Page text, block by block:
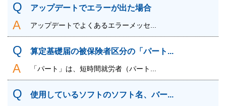
アップデートでエラーが出た場合
アップデートでよくあるエラーメッセ...
算定基礎届の被保険者区分の「パート...
「パート」は、短時間就労者（パート...
使用しているソフトのソフト名、バー...